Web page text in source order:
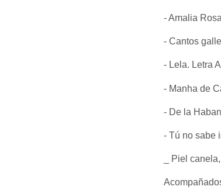
- Amalia
- Cantos
- Lela. Letra
- Manha de
- De la
- Tú no sabe
_ Piel